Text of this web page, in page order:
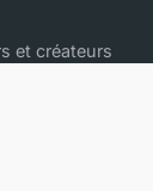
et créateurs